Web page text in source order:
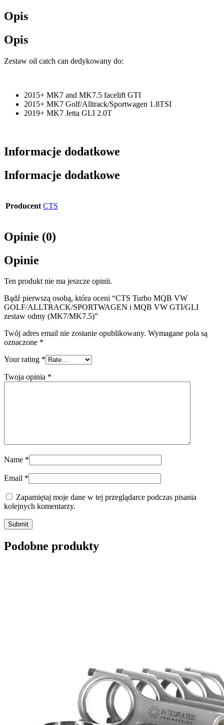
Opis
Opis
Zestaw oil catch can dedykowany do:
2015+ MK7 and MK7.5 facelift GTI
2015+ MK7 Golf/Alltrack/Sportwagen 1.8TSI
2019+ MK7 Jetta GLI 2.0T
Informacje dodatkowe
Informacje dodatkowe
Producent CTS
Opinie (0)
Opinie
Ten produkt nie ma jeszcze opinii.
Bądź pierwszą osobą, która oceni “CTS Turbo MQB VW
GOLF/ALLTRACK/SPORTWAGEN i MQB VW GTI/GLI
zestaw odmy (MK7/MK7.5)”
Twój adres email nie zostanie opublikowany. Wymagane pola są
oznaczone *
Your rating *
Twoja opinia *
Name *
Email *
Zapamiętaj moje dane w tej przeglądarce podczas pisania
kolejnych komentarzy.
Submit
Podobne produkty